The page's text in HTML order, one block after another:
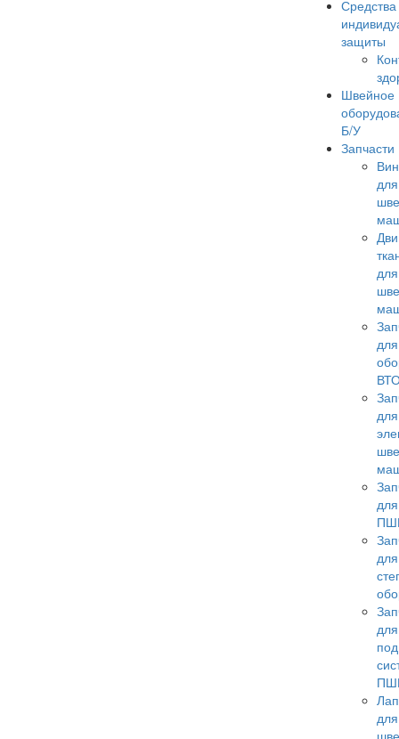
Средства
защиты
Швейное
Б/У
Запчасти
для
для
для
для
для
для
для
для